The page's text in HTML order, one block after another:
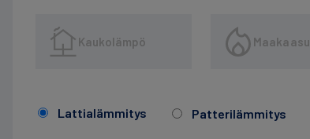
Kaukolämpö Maakaasu
Lattialämmitys Patterilämmitys